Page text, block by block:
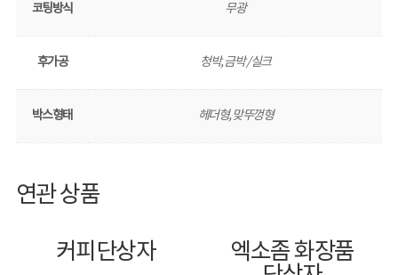
코팅방식 무광
후가공 청박, 금박 / 실크
박스형태 헤더형, 맞뚜껑형
연관 상품
커피단상자
엑소좀 화장품